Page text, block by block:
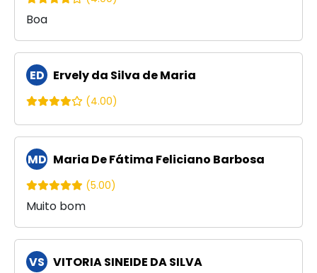
Boa
ED Ervely da Silva de Maria
(4.00)
MD Maria De Fátima Feliciano Barbosa
(5.00)
Muito bom
VS VITORIA SINEIDE DA SILVA